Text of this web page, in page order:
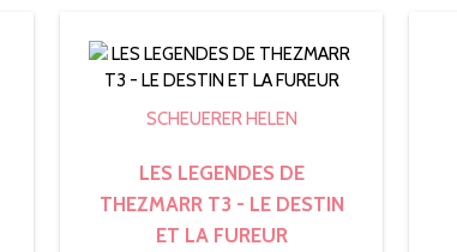
SCHEUERER HELEN
LES LEGENDES DE
THEZMARR T3 - LE DESTIN
ET LA FUREUR